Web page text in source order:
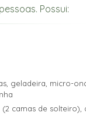
Possui:
geladeira, micro-
(2 camas de solteiro),